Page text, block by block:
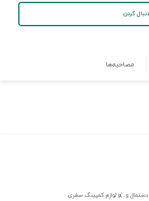
دنبال کردن
مصاحبه‌ها
و..)و لوازم کمپینگ سفری